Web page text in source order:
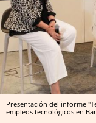
Presentación del informe
empleos tecnológicos en